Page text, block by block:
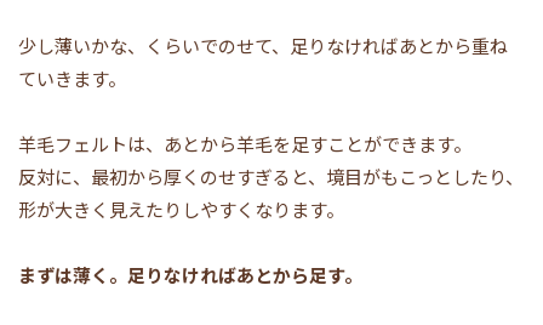
少し薄いかな、くらいでのせて、足りなければあとから重ね
ていきます。
羊毛フェルトは、あとから羊毛を足すことができます。
反対に、最初から厚くのせすぎると、境目がもこっとしたり、
形が大きく見えたりしやすくなります。
まずは薄く。足りなければあとから足す。